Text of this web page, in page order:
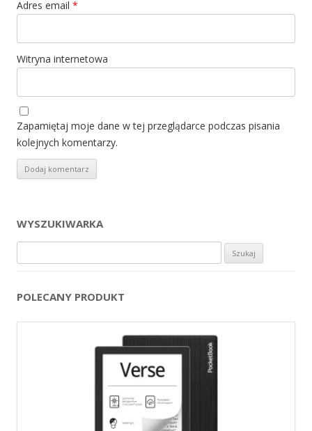
Adres email *
Witryna internetowa
Zapamiętaj moje dane w tej przeglądarce podczas pisania
kolejnych komentarzy.
WYSZUKIWARKA
POLECANY PRODUKT